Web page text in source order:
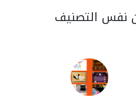
نفس التصنيف